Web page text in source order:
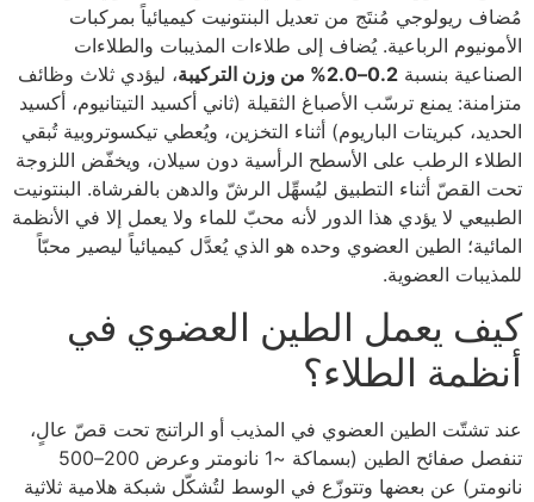
مُضاف ريولوجي مُنتَج من تعديل البنتونيت كيميائياً بمركبات
الأمونيوم الرباعية. يُضاف إلى طلاءات المذيبات والطلاءات
الصناعية بنسبة 0.2–2.0% من وزن التركيبة
، ليؤدي ثلاث وظائف
متزامنة: يمنع ترسّب الأصباغ الثقيلة (ثاني أكسيد التيتانيوم، أكسيد
الحديد، كبريتات الباريوم) أثناء التخزين، ويُعطي تيكسوتروبية تُبقي
الطلاء الرطب على الأسطح الرأسية دون سيلان، ويخفّض اللزوجة
تحت القصّ أثناء التطبيق ليُسهِّل الرشّ والدهن بالفرشاة. البنتونيت
الطبيعي لا يؤدي هذا الدور لأنه محبّ للماء ولا يعمل إلا في الأنظمة
المائية؛ الطين العضوي وحده هو الذي يُعدَّل كيميائياً ليصير محبّاً
للمذيبات العضوية.
كيف يعمل الطين العضوي في
أنظمة الطلاء؟
عند تشتّت الطين العضوي في المذيب أو الراتنج تحت قصّ عالٍ،
تنفصل صفائح الطين (بسماكة ~1 نانومتر وعرض 200–500
نانومتر) عن بعضها وتتوزّع في الوسط لتُشكّل شبكة هلامية ثلاثية